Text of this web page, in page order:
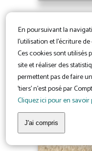
En poursuivant la
l'utilisation et l'écriture
Ces cookies sont
site et réaliser des
permettent pas de faire
'tiers' n'est posé par
Cliquez ici pour en savoir
J'ai compris